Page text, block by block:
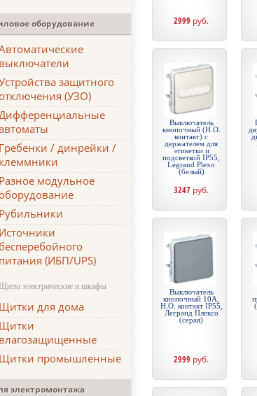
оборудование
выключатели
защитного
(УЗО)
Гребенки / динрейки /
клеммники
Разное модульное
Рубильники
Источники
питания (ИБП/UPS)
электрические и шкафы
Щитки для дома
Щитки
влагозащищенные
Щитки промышленные
электромонтажа
2999 руб.
Выключатель
кнопочный (Н.О.
контакт) с
держателем для
этикетки и
подсветкой IP55,
Legrand Plexo
(белый)
3247 руб.
Выключатель
кнопочный 10А,
Н.О. контакт IP55,
Легранд Плексо
(серая)
2999 руб.